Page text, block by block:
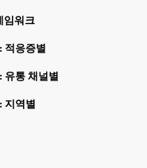
임워크
적응증별
유통 채널별
지역별